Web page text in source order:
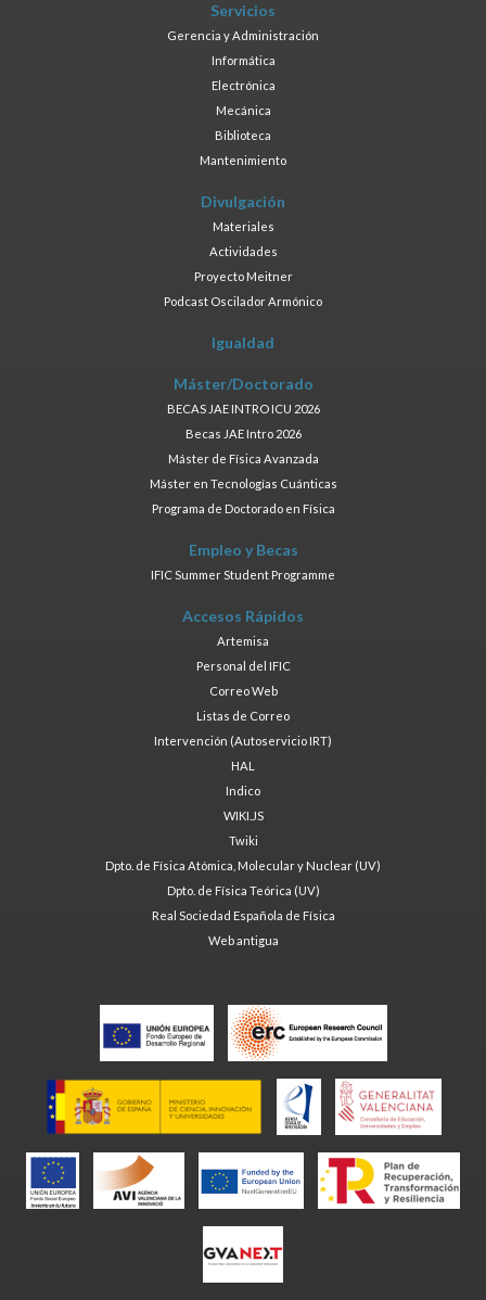
Servicios
Gerencia y Administración
Informática
Electrónica
Mecánica
Biblioteca
Mantenimiento
Divulgación
Materiales
Actividades
Proyecto Meitner
Podcast Oscilador Armónico
Igualdad
Máster/Doctorado
BECAS JAE INTRO ICU 2026
Becas JAE Intro 2026
Máster de Física Avanzada
Máster en Tecnologías Cuánticas
Programa de Doctorado en Física
Empleo y Becas
IFIC Summer Student Programme
Accesos Rápidos
Artemisa
Personal del IFIC
Correo Web
Listas de Correo
Intervención (Autoservicio IRT)
HAL
Indico
WIKI.JS
Twiki
Dpto. de Física Atómica, Molecular y Nuclear (UV)
Dpto. de Física Teórica (UV)
Real Sociedad Española de Física
Web antigua